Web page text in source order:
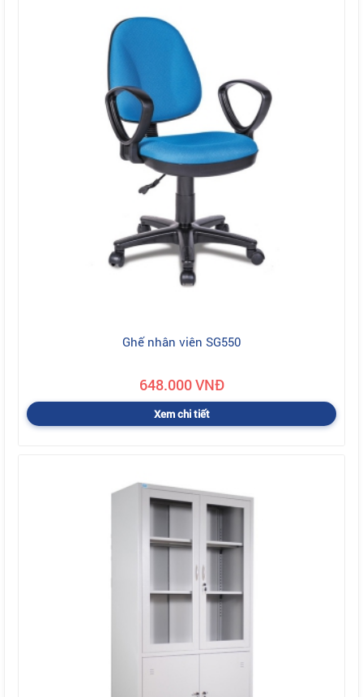
Ghế nhân viên SG550
648.000 VNĐ
Xem chi tiết